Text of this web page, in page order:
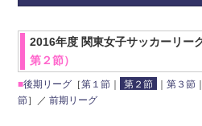
１ 部
２ 部
2016年度 関東女子サッカーリー
第２節）
■後期リーグ ［第１節 第２節 ｜第３節
節］／前期リーグ